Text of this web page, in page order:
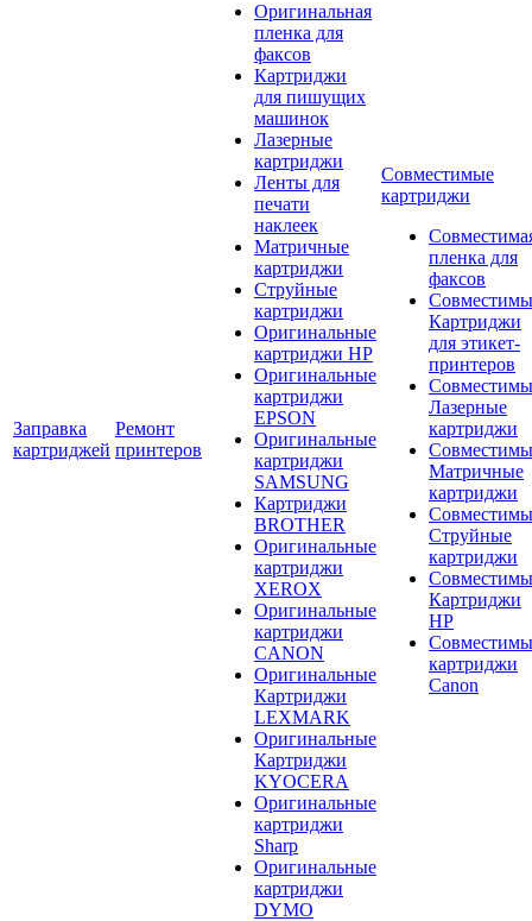
Заправка
картриджей
Ремонт
принтеров
Оригинальная
пленка для
факсов
Картриджи
для пишущих
машинок
Лазерные
картриджи
Ленты для
печати
наклеек
Матричные
картриджи
Струйные
картриджи
Оригинальные
картриджи HP
Оригинальные
картриджи
EPSON
Оригинальные
картриджи
SAMSUNG
Картриджи
BROTHER
Оригинальные
картриджи
XEROX
Оригинальные
картриджи
CANON
Оригинальные
Картриджи
LEXMARK
Оригинальные
Картриджи
KYOCERA
Оригинальные
картриджи
Sharp
Оригинальные
картриджи
DYMO
Совместимые
картриджи
пленка для
факсов
Картриджи
для этикет-
принтеров
Лазерные
картриджи
Матричные
картриджи
Струйные
картриджи
Картриджи
HP
картриджи
Canon